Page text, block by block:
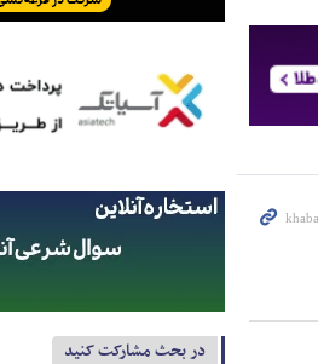
در بحث مشارکت کنید